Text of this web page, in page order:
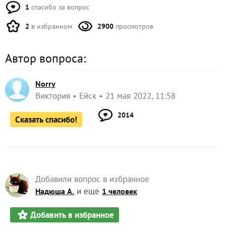
1 спасибо за вопрос
2 в избранном 2900 просмотров
Автор вопроса:
Norry
Виктория Ейск 21 мая 2022, 11:58
Сказать спасибо! 2014
Добавили вопрос в избранное
Надюша А. и еще 1 человек
Добавить в избранное